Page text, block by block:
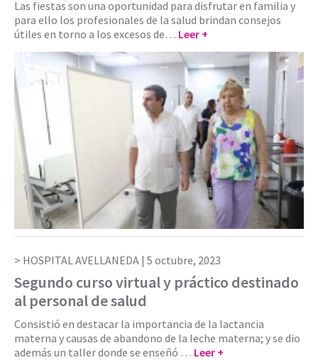
Las fiestas son una oportunidad para disfrutar en familia y
para ello los profesionales de la salud brindan consejos
útiles en torno a los excesos de… Leer +
HOSPITAL AVELLANEDA | 5 octubre, 2023
Segundo curso virtual y práctico destinado
al personal de salud
Consistió en destacar la importancia de la lactancia
materna y causas de abandono de la leche materna; y se dio
además un taller donde se enseñó … Leer +